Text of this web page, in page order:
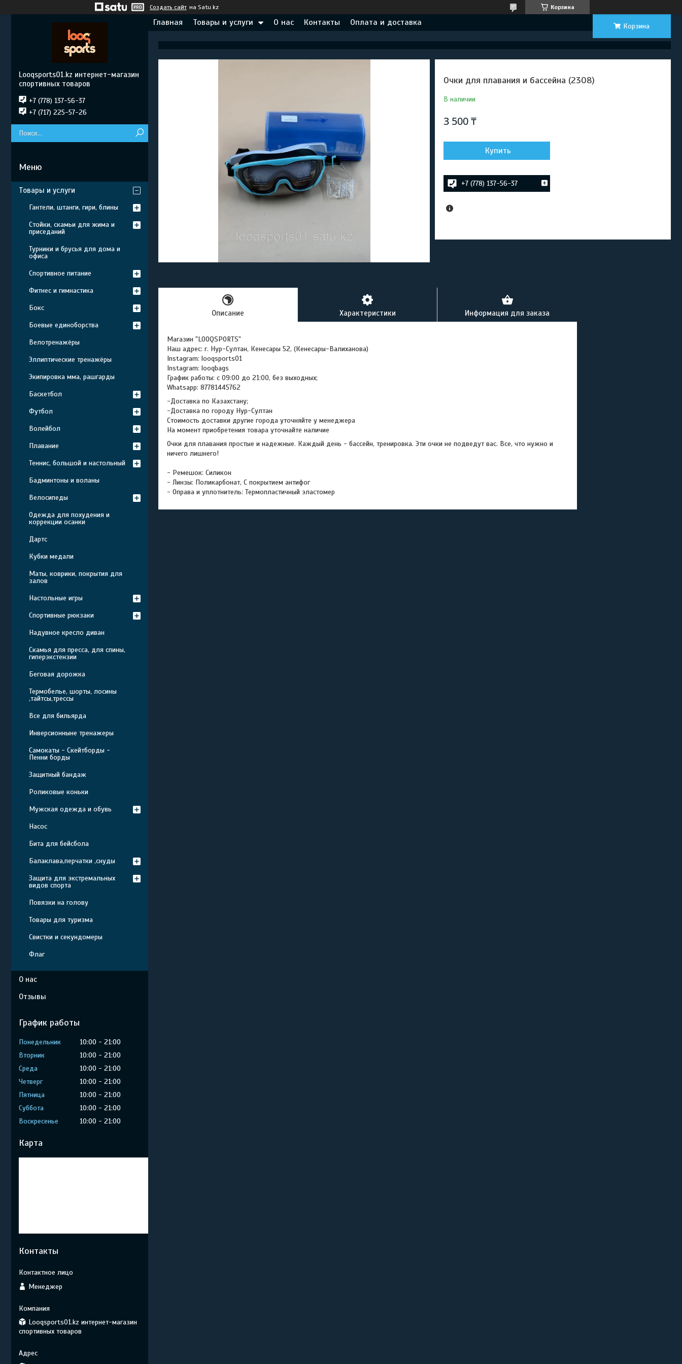
Создать сайт на Satu.kz Корзина
Главная Товары и услуги О нас Контакты Оплата и доставка Корзина
Очки для плавания и бассейна (2308)
В наличии
3 500 ₸
Купить
+7 (778) 137-56-37
Описание Характеристики Информация для заказа
Магазин "LOOQSPORTS"
Наш адрес: г. Нур-Султан, Кенесары 52, (Кенесары-Валиханова)
Instagram: looqsports01
Instagram: looqbags
График работы: с 09:00 до 21:00, без выходных;
Whatsapp: 87781445762
-Доставка по Казахстану;
-Доставка по городу Нур-Султан
Стоимость доставки другие города уточняйте у менеджера
На момент приобретения товара уточнайте наличие
Очки для плавания простые и надежные. Каждый день - бассейн, тренировка. Эти очки не подведут вас. Все, что нужно и
ничего лишнего!
- Ремешок: Силикон
- Линзы: Поликарбонат, С покрытием антифог
- Оправа и уплотнитель: Термопластичный эластомер
Looqsports01.kz интернет-магазин
спортивных товаров
+7 (778) 137-56-37
+7 (717) 225-57-26
Товары и услуги
Гантели, штанги, гири, блины
Стойки, скамьи для жима и
приседаний
Турники и брусья для дома и
офиса
Спортивное питание
Фитнес и гимнастика
Бокс
Боевые единоборства
Велотренажёры
Эллиптические тренажёры
Экипировка мма, рашгарды
Баскетбол
Футбол
Волейбол
Плавание
Теннис, большой и настольный
Бадминтоны и воланы
Велосипеды
Одежда для похудения и
коррекции осанки
Дартс
Кубки медали
Маты, коврики, покрытия для
залов
Настольные игры
Спортивные рюкзаки
Надувное кресло диван
Скамья для пресса, для спины,
гиперэкстензии
Беговая дорожка
Термобелье, шорты, лосины
,тайтсы,трессы
Все для бильярда
Инверсионныне тренажеры
Самокаты - Скейтборды -
Пенни борды
Защитный бандаж
Роликовые коньки
Мужская одежда и обувь
Насос
Бита для бейсбола
Балаклава,перчатки ,снуды
Защита для экстремальных
видов спорта
Повязки на голову
Товары для туризма
Свистки и секундомеры
Флаг
О нас
Отзывы
График работы
Понедельник 10:00
21:00
Вторник
10:00
21:00
Среда
10:00
21:00
Четверг
10:00
21:00
Пятница
10:00
21:00
Суббота
10:00
21:00
Воскресенье
10:00 21:00
Карта
Контакты
Менеджер
Looqsports01.kz интернет-магазин
спортивных товаров